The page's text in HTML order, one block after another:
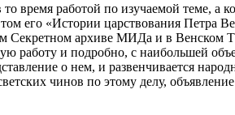
время работой по изучаемой теме, а
его «Истории царствования Петра
Секретном архиве МИДа и в Венском
работу и подробно, с наибольшей
о нем, и развенчивается
чинов по этому делу,